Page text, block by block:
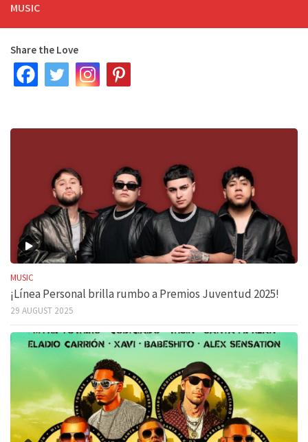
MUSIC
Share the Love
MUSIC
¡Línea Personal brilla rumbo a Premios Juventud 2025!
29 AUGUST 2025